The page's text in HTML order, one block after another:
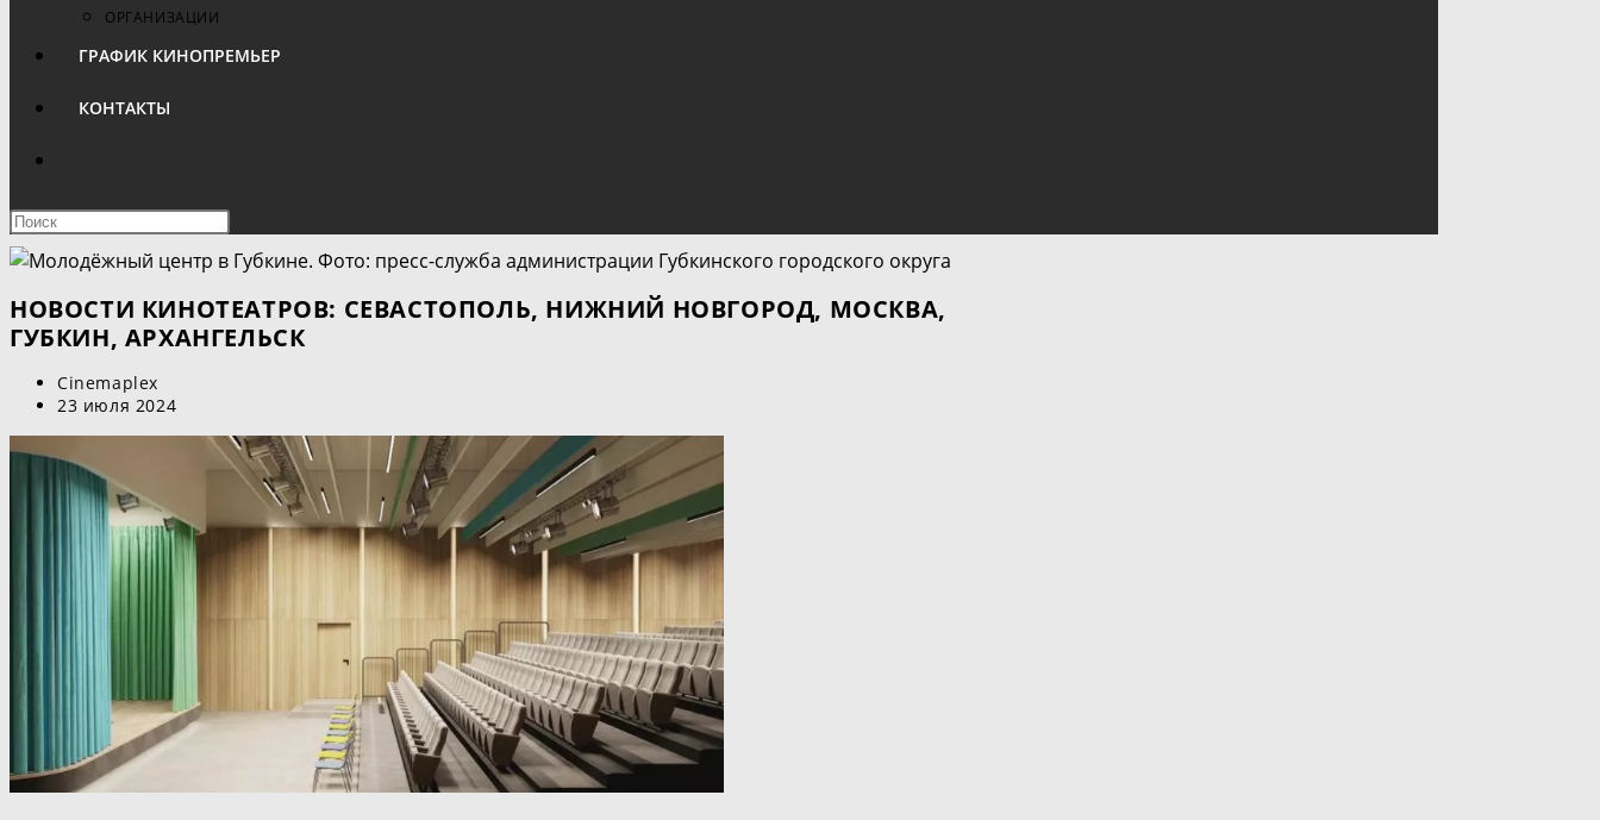
ОРГАНИЗАЦИИ
ГРАФИК КИНОПРЕМЬЕР
КОНТАКТЫ
ПОИСК
ПО
ВЕБ-
Нажмите
клавишу
Escape,
чтобы
закрыть
НОВОСТИ КИНОТЕАТРОВ: СЕВАСТОПОЛЬ, НИЖНИЙ НОВГОРОД, МОСКВА,
ГУБКИН, АРХАНГЕЛЬСК
Автор
записи:
Cinemaplex
Запись
23 июля 2024